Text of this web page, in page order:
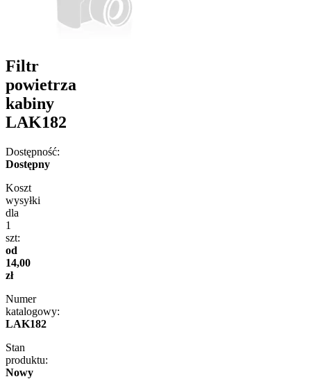
Filtr
powietrza
kabiny
LAK182
Dostępność:
Dostępny
Koszt
wysyłki
dla
1
szt:
od
14,00
zł
Numer
katalogowy:
LAK182
Stan
produktu:
Nowy